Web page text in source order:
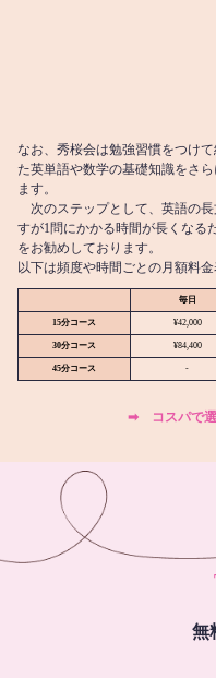
なお、秀桜会は勉強習慣をつけ
た英単語や数学の基礎知識をさ
ます。
次のステップとして、英語の長
すが1問にかかる時間が長くなる
をお勧めしております。
以下は頻度や時間ごとの月額料金
毎日
15分コース ¥42,000
30分コース ¥84,400
45分コース -
➡︎ コスパで選
無